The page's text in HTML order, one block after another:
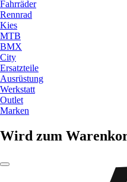
Fahrräder
Rennrad
Kies
MTB
BMX
City
Ersatzteile
Ausrüstung
Werkstatt
Outlet
Marken
Wird zum